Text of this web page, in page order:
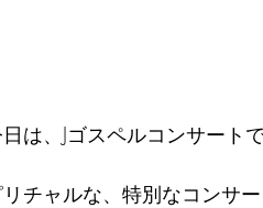
は、Jゴスペルコンサートで
チャルな、特別なコンサー